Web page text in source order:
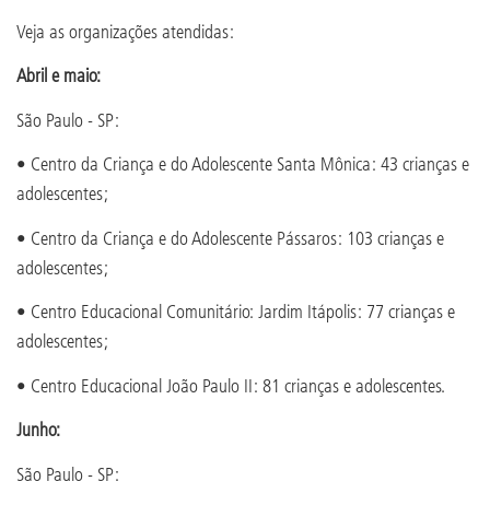
Veja as organizações atendidas:
Abril e maio:
São Paulo - SP:
• Centro da Criança e do Adolescente Santa Mônica: 43 crianças e
adolescentes;
• Centro da Criança e do Adolescente Pássaros: 103 crianças e
adolescentes;
• Centro Educacional Comunitário: Jardim Itápolis: 77 crianças e
adolescentes;
• Centro Educacional João Paulo II: 81 crianças e adolescentes.
Junho:
São Paulo - SP: